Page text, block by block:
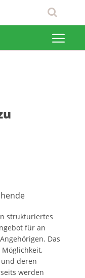
strukturiertes
für an
Das
deren
werden